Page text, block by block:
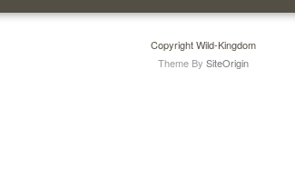
Copyright Wild-Kingdom
Theme By SiteOrigin